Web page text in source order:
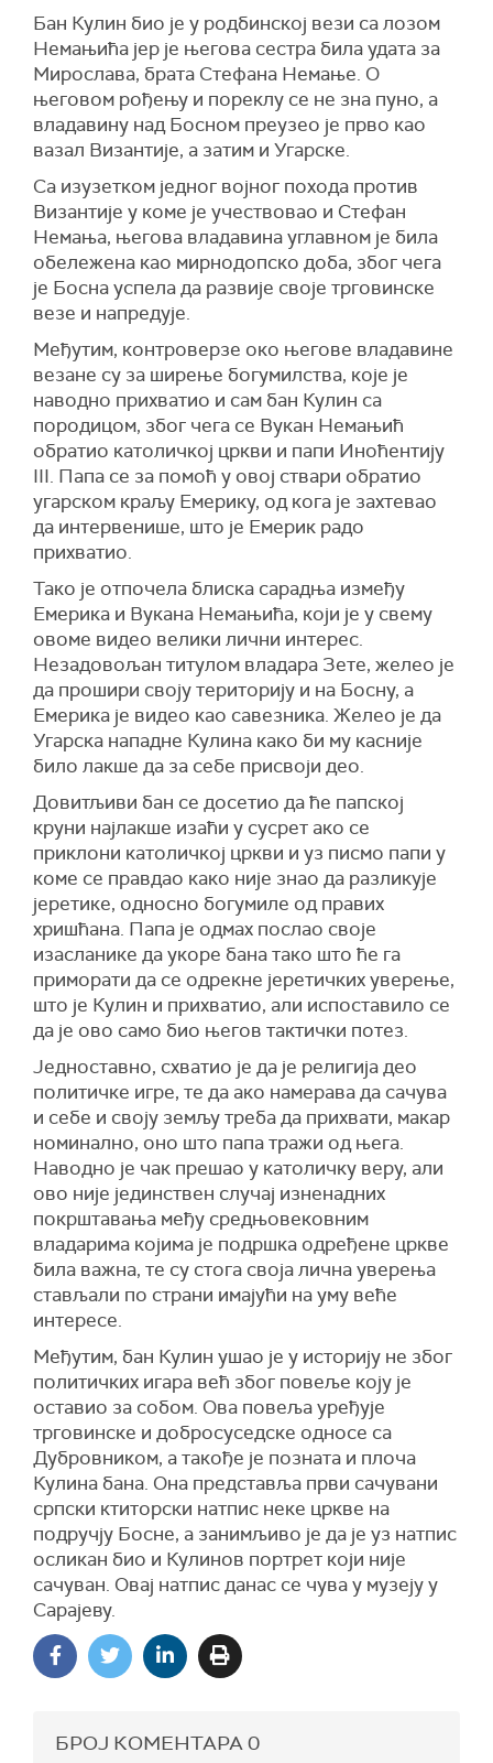
Бан Кулин био је у родбинској вези са лозом
Немањића јер је његова сестра била удата за
Мирослава, брата Стефана Немање. О
његовом рођењу и пореклу се не зна пуно, а
владавину над Босном преузео је прво као
вазал Византије, а затим и Угарске.
Са изузетком једног војног похода против
Византије у коме је учествовао и Стефан
Немања, његова владавина углавном је била
обележена као мирнодопско доба, због чега
је Босна успела да развије своје трговинске
везе и напредује.
Међутим, контроверзе око његове владавине
везане су за ширење богумилства, које је
наводно прихватио и сам бан Кулин са
породицом, због чега се Вукан Немањић
обратио католичкој цркви и папи Иноћентију
III. Папа се за помоћ у овој ствари обратио
угарском краљу Емерику, од кога је захтевао
да интервенише, што је Емерик радо
прихватио.
Тако је отпочела блиска сарадња између
Емерика и Вукана Немањића, који је у свему
овоме видео велики лични интерес.
Незадовољан титулом владара Зете, желео је
да прошири своју територију и на Босну, а
Емерика је видео као савезника. Желео је да
Угарска нападне Кулина како би му касније
било лакше да за себе присвоји део.
Довитљиви бан се досетио да ће папској
круни најлакше изаћи у сусрет ако се
приклони католичкој цркви и уз писмо папи у
коме се правдао како није знао да разликује
јеретике, односно богумиле од правих
хришћана. Папа је одмах послао своје
изасланике да укоре бана тако што ће га
приморати да се одрекне јеретичких уверење,
што је Кулин и прихватио, али испоставило се
да је ово само био његов тактички потез.
Једноставно, схватио је да је религија део
политичке игре, те да ако намерава да сачува
и себе и своју земљу треба да прихвати, макар
номинално, оно што папа тражи од њега.
Наводно је чак прешао у католичку веру, али
ово није јединствен случај изненадних
покрштавања међу средњовековним
владарима којима је подршка одређене цркве
била важна, те су стога своја лична уверења
стављали по страни имајући на уму веће
интересе.
Међутим, бан Кулин ушао је у историју не због
политичких игара већ због повеље коју је
оставио за собом. Ова повеља уређује
трговинске и добросуседске односе са
Дубровником, а такође је позната и плоча
Кулина бана. Она представља први сачувани
српски ктиторски натпис неке цркве на
подручју Босне, а занимљиво је да је уз натпис
осликан био и Кулинов портрет који није
сачуван. Овај натпис данас се чува у музеју у
Сарајеву.
БРОЈ КОМЕНТАРА0